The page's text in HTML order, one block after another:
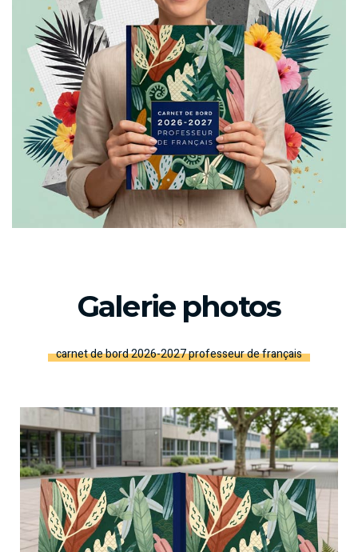
Galerie photos
carnet de bord 2026-2027 professeur de français